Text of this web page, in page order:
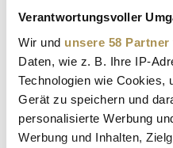
Verantwortungsvoller
Wir und unsere 58 Partner
Daten, wie z. B. Ihre IP-
Technologien wie Cookies,
Gerät zu speichern und
personalisierte Werbung
Werbung und Inhalten,